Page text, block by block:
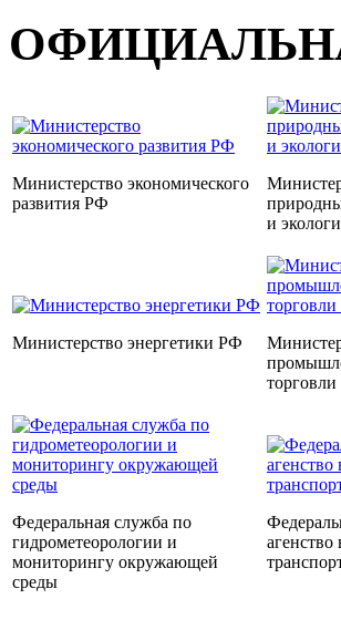
Министерство экономического
развития РФ
и
Министерство энергетики РФ
Федеральная служба по
гидрометеорологии и
мониторингу окружающей
среды